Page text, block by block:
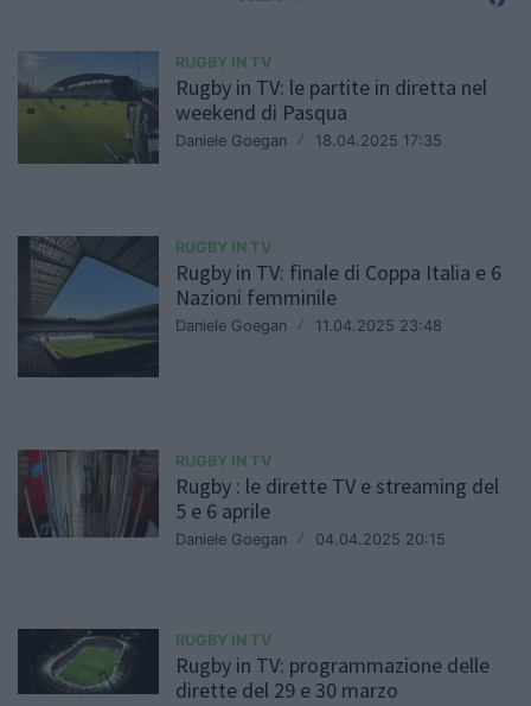
RUGBY IN TV
Rugby in TV: le partite in diretta nel
weekend di Pasqua
Daniele Goegan / 18.04.2025 17:35
RUGBY IN TV
Rugby in TV: finale di Coppa Italia e 6
Nazioni femminile
Daniele Goegan / 11.04.2025 23:48
RUGBY IN TV
Rugby : le dirette TV e streaming del
5 e 6 aprile
Daniele Goegan / 04.04.2025 20:15
RUGBY IN TV
Rugby in TV: programmazione delle
dirette del 29 e 30 marzo